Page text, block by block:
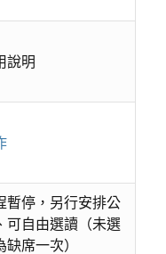
說明
暫停，另行安排公
可自由選讀（未選
席一次）